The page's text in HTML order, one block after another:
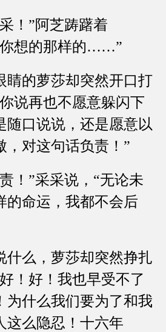
”阿芝踌躇着
你想的那样的……”
的萝莎却突然开口打
说再也不愿意躲闪下
随口说说，还是愿意以
，对这句话负责！”
”采采说，“无论未
的命运，我都不会后
么，萝莎却突然挣扎
！好！我也早受不了
为什么我们要为了和我
这么隐忍！十六年